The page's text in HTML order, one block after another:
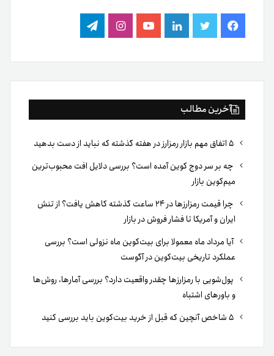
فیس
بوک
توییتر لینکدینیوتیوباینستاگرام
تلگرام
آخرین مطالب
چه بر سر دوج کوین آمده است؟ بررسی دلایل افت محبوب‌ترین
میم‌کوین بازار
چرا قیمت رمزارزها در ۲۴ ساعت گذشته کاهش یافت؟ از تنش
ایران و آمریکا تا فشار فروش در بازار
آیا مرداد ماه معمولا برای بیت‌کوین ماه نزولی است؟ بررسی
عملکرد تاریخی بیت‌کوین در آگوست
پول‌شویی با رمزارزها چقدر واقعیت دارد؟ بررسی آمارها، روش‌ها
و باورهای اشتباه